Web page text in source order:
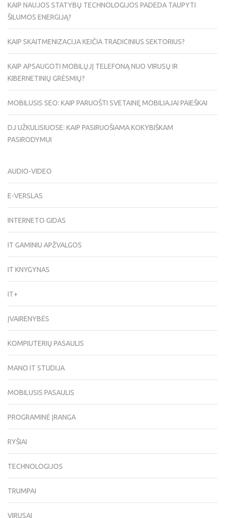
KAIP NAUJOS STATYBŲ TECHNOLOGIJOS PADEDA TAUPYTI
ŠILUMOS ENERGIJĄ?
KAIP SKAITMENIZACIJA KEIČIA TRADICINIUS SEKTORIUS?
KAIP APSAUGOTI MOBILŲJĮ TELEFONĄ NUO VIRUSŲ IR
KIBERNETINIŲ GRĖSMIŲ?
MOBILUSIS SEO: KAIP PARUOŠTI SVETAINĘ MOBILIAJAI PAIEŠKAI
DJ UŽKULISIUOSE: KAIP PASIRUOŠIAMA KOKYBIŠKAM
PASIRODYMUI
AUDIO-VIDEO
E-VERSLAS
INTERNETO GIDAS
IT GAMINIU APŽVALGOS
IT KNYGYNAS
IT+
ĮVAIRENYBĖS
KOMPIUTERIŲ PASAULIS
MANO IT STUDIJA
MOBILUSIS PASAULIS
PROGRAMINĖ ĮRANGA
RYŠIAI
TECHNOLOGIJOS
TRUMPAI
VIRUSAI